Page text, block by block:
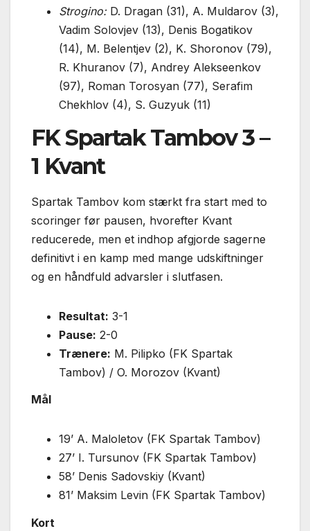
Strogino:D. Dragan (31), A. Muldarov (3),
Vadim Solovjev (13), Denis Bogatikov
(14), M. Belentjev (2), K. Shoronov (79),
R. Khuranov (7), Andrey Alekseenkov
(97), Roman Torosyan (77), Serafim
Chekhlov (4), S. Guzyuk (11)
FK Spartak Tambov 3 –
1 Kvant
Spartak Tambov kom stærkt fra start med to
scoringer før pausen, hvorefter Kvant
reducerede, men et indhop afgjorde sagerne
definitivt i en kamp med mange udskiftninger
og en håndfuld advarsler i slutfasen.
Resultat: 3-1
Pause: 2-0
Trænere: M. Pilipko (FK Spartak
Tambov) / O. Morozov (Kvant)
Mål
19’ A. Maloletov (FK Spartak Tambov)
27’ I. Tursunov (FK Spartak Tambov)
58’ Denis Sadovskiy (Kvant)
81’ Maksim Levin (FK Spartak Tambov)
Kort